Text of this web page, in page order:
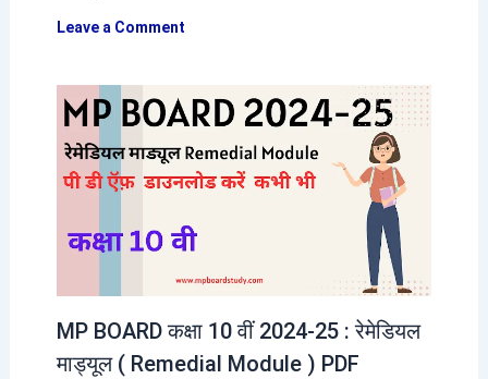
Leave a Comment
MP BOARD कक्षा 10 वीं 2024-25 : रेमेडियल
माड्यूल ( Remedial Module ) PDF